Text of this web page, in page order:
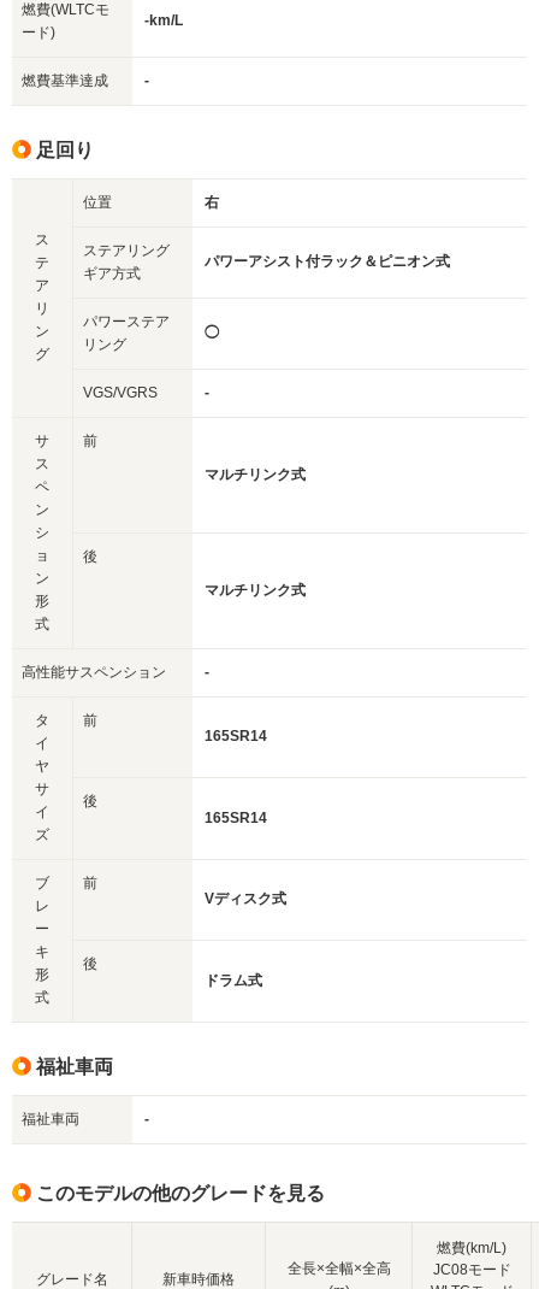
燃費(WLTCモ
ード)
-km/L
燃費基準達成 -
足回り
ス
テ
ア
リ
ン
グ
位置 右
ステアリング
ギア方式
パワーアシスト付ラック＆ピニオン式
パワーステア
リング
◯
VGS/VGRS -
サ
ス
ペ
ン
シ
ョ
ン
形
式
前
マルチリンク式
後
マルチリンク式
高性能サスペンション -
タ
イ
ヤ
サ
イ
ズ
前
165SR14
後
165SR14
ブ
レ
ー
キ
形
式
前
Vディスク式
後
ドラム式
福祉車両
福祉車両 -
このモデルの他のグレードを見る
グレード名 新車時価格
全長×全幅×全高
燃費(km/L)
JC08モード